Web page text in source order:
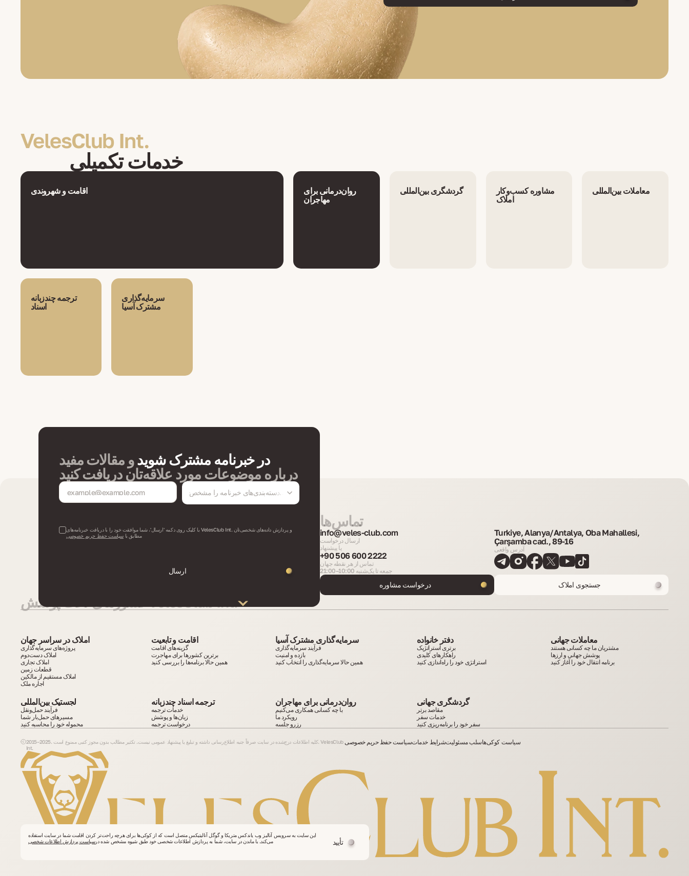
VelesClub Int.
خدمات تکمیلی
اقامت و شهروندی
روان‌درمانی برای
مهاجران
گردشگری بین‌المللی
مشاوره کسب‌وکار
املاک
معاملات بین‌المللی
ترجمه چندزبانه
اسناد
سرمایه‌گذاری
مشترک آسیا
در خبرنامه مشترک شویدو مقالات مفید
درباره موضوعات مورد علاقه‌تان دریافت کنید
دسته‌بندی‌های خبرنامه را مشخص
با کلیک روی دکمه 'ارسال'، شما موافقت خود را با دریافت خبرنامه‌های VelesClub Int. و پردازش داده‌های شخصی‌تان
مطابق با سیاست حفظ حریم خصوصی
ارسال
تماس‌ها
info@veles-club.com
ارسال درخواست
یا پیشنهاد
+90 506 600 2222
تماس از هر نقطه جهان
جمعه تا یک‌شنبه 10:00–21:00
Turkiye, Alanya/Antalya, Oba Mahallesi,
Çarşamba cad., 89-16
آدرس واقعی
درخواست مشاوره جستجوی املاک
کشورهای تحت پوشش VelesClub Int.
املاک در سراسر جهان
پروژه‌های سرمایه‌گذاری
املاک دست‌دوم
املاک تجاری
قطعات زمین
املاک مستقیم از مالکین
اجاره ملک
اقامت و تابعیت
گزینه‌های اقامت
برترین کشورها برای مهاجرت
همین حالا برنامه‌ها را بررسی کنید
سرمایه‌گذاری مشترک آسیا
فرآیند سرمایه‌گذاری
بازده و امنیت
همین حالا سرمایه‌گذاری را انتخاب کنید
دفتر خانواده
برتری استراتژیک
راهکارهای کلیدی
استراتژی خود را راه‌اندازی کنید
معاملات جهانی
مشتریان ما چه کسانی هستند
پوشش جهانی و ارزها
برنامه انتقال خود را آغاز کنید
لجستیک بین‌المللی
فرآیند حمل‌ونقل
مسیرهای حمل‌بار شما
محموله خود را محاسبه کنید
ترجمه اسناد چندزبانه
خدمات ترجمه
زبان‌ها و پوشش
درخواست ترجمه
روان‌درمانی برای مهاجران
با چه کسانی همکاری می‌کنیم
رویکرد ما
رزرو جلسه
گردشگری جهانی
مقاصد برتر
خدمات سفر
سفر خود را برنامه‌ریزی کنید
2015–2025. کلیه اطلاعات درج‌شده در سایت صرفاً جنبه اطلاع‌رسانی داشته و تبلیغ یا پیشنهاد عمومی نیست. تکثیر مطالب بدون مجوز کتبی ممنوع است. VelesClub
Int.
سیاست حفظ حریم خصوصیشرایط خدماتسلب مسئولیتسیاست کوکی‌ها
این سایت به سرویس آنالیز وب یاندکس متریکا و گوگل آنالیتیکس متصل است که از کوکی‌ها برای هرچه راحت‌تر کردن اقامت شما در سایت استفاده
می‌کند. با ماندن در سایت، شما به پردازش اطلاعات شخصی خود طبق شیوه مشخص شده درسیاست پردازش اطلاعات شخصی تأیید